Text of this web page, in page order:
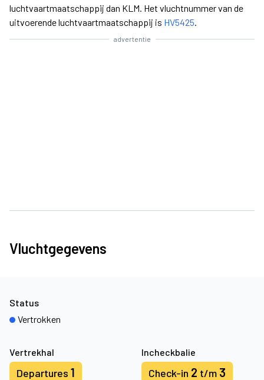
luchtvaartmaatschappij dan KLM. Het vluchtnummer van de
uitvoerende luchtvaartmaatschappij is HV5425.
advertentie
Vluchtgegevens
Vertrekhal
Departures 1
Incheckbalie
Check-in 2 t/m 3
Status
Vertrokken